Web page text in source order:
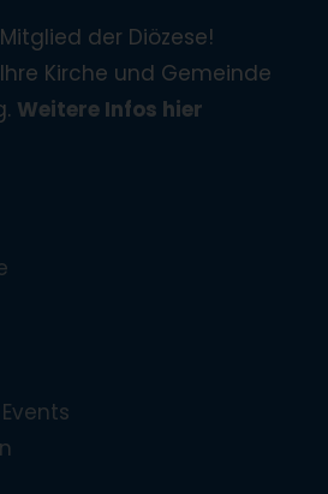
der Diözese!
Kirche und Gemeinde
Weitere Infos hier